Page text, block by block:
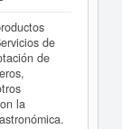
se ha
de
de
la